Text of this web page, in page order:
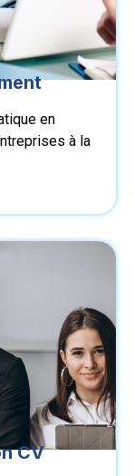
en
à la
CV